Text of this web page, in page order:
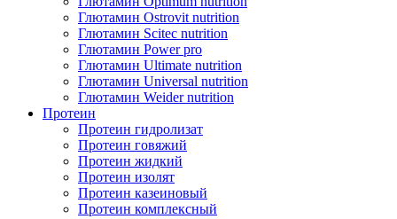
Глютамин Ostrovit nutrition
Глютамин Scitec nutrition
Глютамин Power pro
Глютамин Ultimate nutrition
Глютамин Universal nutrition
Глютамин Weider nutrition
Протеин
Протеин гидролизат
Протеин говяжий
Протеин жидкий
Протеин изолят
Протеин казеиновый
Протеин комплексный